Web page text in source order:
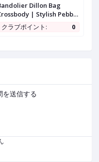
Dillon Bag
| Stylish Pebble
Leather Bag | Adjustable
Strap, Exterior Slip Pocket
クラブポイント: 0
を送信する